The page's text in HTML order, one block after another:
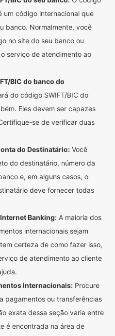
um código internacional que
banco. Normalmente, você
no site do seu banco ou
serviço de atendimento ao
BIC do banco do
do código SWIFT/BIC do
Eles devem ser capazes
se de verificar duas
do Destinatário: Você
do destinatário, número da
e, em alguns casos, o
deve fornecer todas
Banking: A maioria dos
internacionais sejam
certeza de como fazer isso,
de atendimento ao cliente
Internacionais: Procure
pagamentos ou transferências
exata dessa seção varia entre
é encontrada na área de